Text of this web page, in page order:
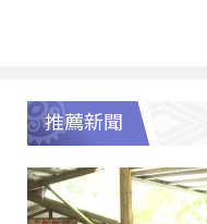
推薦新聞